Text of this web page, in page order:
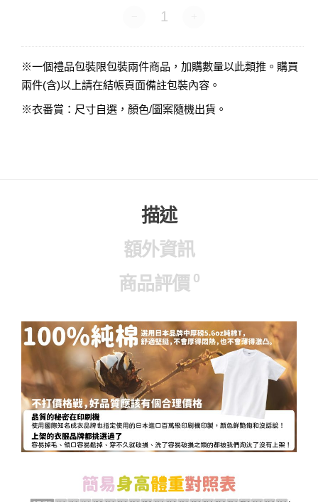
衣番賞-短袖 數量
※一個禮品包裝限包裝兩件商品，加購數量以此類推。購買
兩件(含)以上請在結帳頁面備註包裝內容。
※衣番賞：尺寸自選，顏色/圖案隨機出貨。
描述
額外資訊
商品評價 0